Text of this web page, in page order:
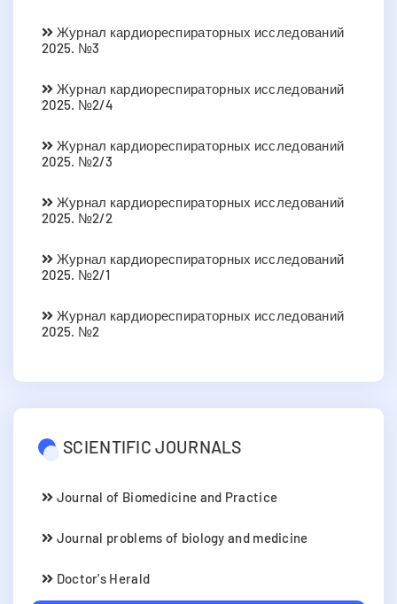
Журнал кардиореспираторных исследований
2025. №3
Журнал кардиореспираторных исследований
2025. №2/4
Журнал кардиореспираторных исследований
2025. №2/3
Журнал кардиореспираторных исследований
2025. №2/2
Журнал кардиореспираторных исследований
2025. №2/1
Журнал кардиореспираторных исследований
2025. №2
SCIENTIFIC JOURNALS
Journal of Biomedicine and Practice
Journal problems of biology and medicine
Doctor's Herald